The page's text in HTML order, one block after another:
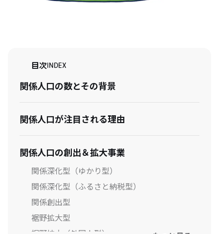
目次INDEX
関係人口の数とその背景
関係人口が注目される理由
関係人口の創出＆拡大事業
関係深化型（ゆかり型）
関係深化型（ふるさと納税型）
関係創出型
裾野拡大型